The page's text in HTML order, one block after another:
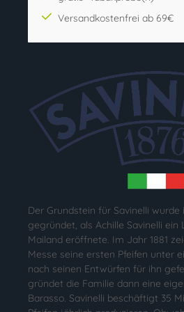
Versandkostenfrei ab 69€
Der Grundstein für Savinelli wurde
gegründet, als Achille Savinelli ein
Mailand eröffnete. Im Jahr 1881
Messe seine ersten Pfeifen unter
nach seinen Entwürfen für ihn
gründet die Familie dann eine
Barasso. Savinelli beschäftigt 35